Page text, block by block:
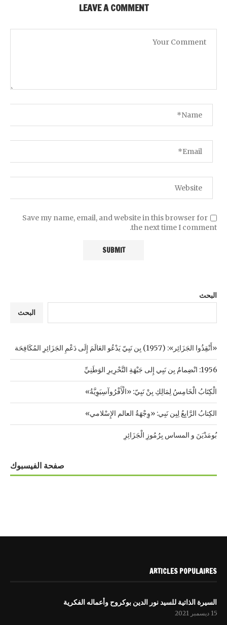
LEAVE A COMMENT
Save my name, email, and website in this browser for
the next time I comment.
البحث
البحث
«أَنْقِذُوا الجَزَائِر»: (1957) بِن نَبِيّ يَدْعُو العَالَمَ إِلَى دَعْمِ الجَزَائِرِ المُكَافِحَة
1956: انْضِمامُ بِن نَبِي إِلى جَبْهَةِ التَّحْرِيرِ الوَطَنِيِّ
الْكِتَابُ الْخَامِسُ لِمَالِكِ بِنْ نَبِيّ: «الْأَفْرُوآسِيَوِيَّةُ»
الكِتابُ الرَّابِعُ لِبِن نَبِي: «وِجْهَةُ العالم الإِسْلامي»
بُومَدْيَنَ و المساس بِرُمُوزِ الْجَزَائِرِ
صفحة الفيسبوك
ARTICLES POPULAIRES
السيرة الذاتية للسيد نور الدين بوكروح وأعماله الفكرية
15 ديسمبر 2021